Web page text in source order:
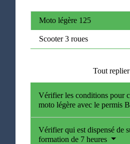
Moto légère 125
Scooter 3 roues
Tout replier
Vérifier les conditions pour
moto légère avec le permis B
Vérifier qui est dispensé de
formation de 7 heures